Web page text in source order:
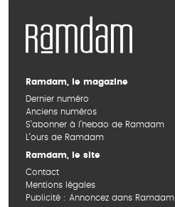
Ramdam, le magazine
Dernier numéro
Anciens numéros
S’abonner à l’hebdo de Ramdam
L’ours de Ramdam
Ramdam, le site
Contact
Mentions légales
Publicité : Annoncez dans Ramdam